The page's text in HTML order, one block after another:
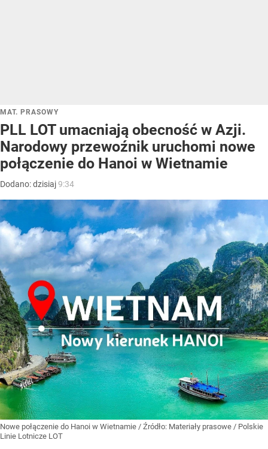
MAT. PRASOWY
PLL LOT umacniają obecność w Azji.
Narodowy przewoźnik uruchomi nowe
połączenie do Hanoi w Wietnamie
Dodano:dzisiaj9:34
Nowe połączenie do Hanoi w Wietnamie / Źródło: Materiały prasowe / Polskie
Linie Lotnicze LOT